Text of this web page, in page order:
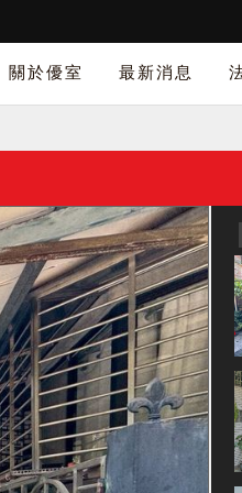
關於優室 最新消息